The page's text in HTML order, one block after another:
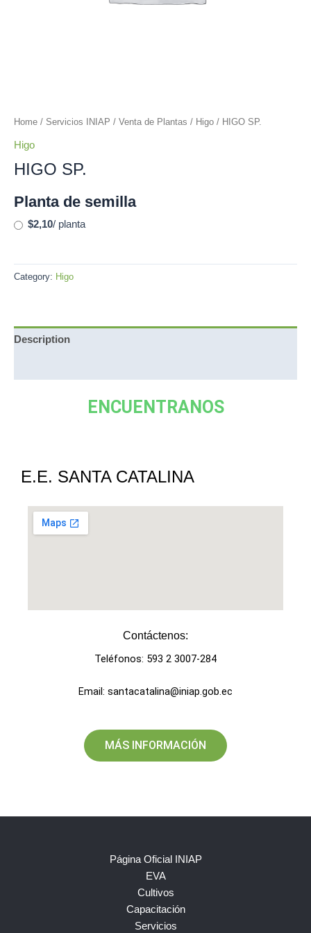
Home / Servicios INIAP / Venta de Plantas / Higo / HIGO SP.
Higo
HIGO SP.
Planta de semilla
$2,10/ planta
Category: Higo
Description
ENCUENTRANOS
E.E. SANTA CATALINA
Contáctenos:​
Teléfonos: 593 2 3007-284
Email: santacatalina@iniap.gob.ec
MÁS INFORMACIÓN
Página Oficial INIAP
EVA
Cultivos
Capacitación
Servicios